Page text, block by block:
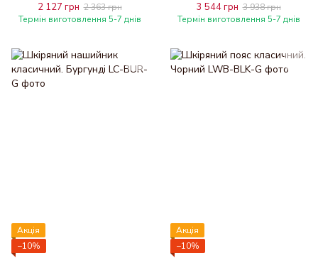
2 127 грн 2 363 грн
Термін виготовлення 5-7 днів
3 544 грн 3 938 грн
Термін виготовлення 5-7 днів
Акція
−10%
Акція
−10%